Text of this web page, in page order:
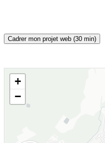
Cadrer mon projet web (30 min)
CARTE INTERACTIVE
+
−